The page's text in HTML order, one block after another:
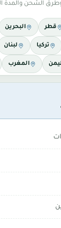
الشحن والمدة
قطر البحرين
تركيا لبنان
المغرب